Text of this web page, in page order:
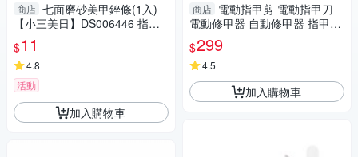
商店 七面磨砂美甲銼條(1入)
【小三美日】DS006446 指甲
搓刀／修甲
$11
4.8
活動
加入購物車
商店 電動指甲剪 電動指甲刀
電動修甲器 自動修甲器 指甲剪
修甲刀 磨甲機 美甲剪 兩段剪甲
模式
$299
4.5
加入購物車